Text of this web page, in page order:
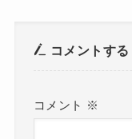
コメントする
コメント ※